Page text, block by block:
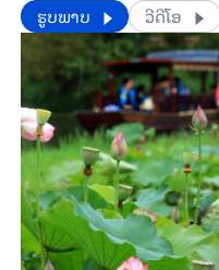
​​ຮູບພາບ ວີດີໂອ